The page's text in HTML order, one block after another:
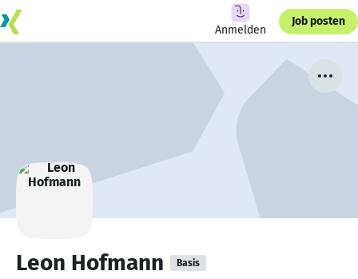
Anmelden
Job posten
Leon Hofmann Basis